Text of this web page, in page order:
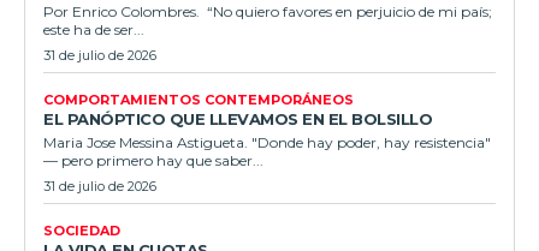
Por Enrico Colombres. “No quiero favores en perjuicio de mi país;
este ha de ser...
31 de julio de 2026
COMPORTAMIENTOS CONTEMPORÁNEOS
EL PANÓPTICO QUE LLEVAMOS EN EL BOLSILLO
Maria Jose Messina Astigueta. "Donde hay poder, hay resistencia"
— pero primero hay que saber...
31 de julio de 2026
SOCIEDAD